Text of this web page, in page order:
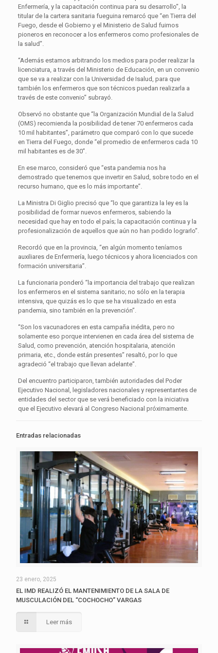
Enfermería, y la capacitación continua para su desarrollo”, la
titular de la cartera sanitaria fueguina remarcó que “en Tierra del
Fuego, desde el Gobierno y el Ministerio de Salud fuimos
pioneros en reconocer a los enfermeros como profesionales de
la salud”.
“Además estamos arbitrando los medios para poder realizar la
licenciatura, a través del Ministerio de Educación, en un convenio
que se va a realizar con la Universidad de Isalud, para que
también los enfermeros que son técnicos puedan realizarla a
través de este convenio” subrayó.
Observó no obstante que “la Organización Mundial de la Salud
(OMS) recomienda la posibilidad de tener 70 enfermeros cada
10 mil habitantes”, parámetro que comparó con lo que sucede
en Tierra del Fuego, donde “el promedio de enfermeros cada 10
mil habitantes es de 30”.
En ese marco, consideró que “esta pandemia nos ha
demostrado que tenemos que invertir en Salud, sobre todo en el
recurso humano, que es lo más importante”.
La Ministra Di Giglio precisó que “lo que garantiza la ley es la
posibilidad de formar nuevos enfermeros, sabiendo la
necesidad que hay en todo el país; la capacitación continua y la
profesionalización de aquellos que aún no han podido lograrlo”.
Recordó que en la provincia, “en algún momento teníamos
auxiliares de Enfermería, luego técnicos y ahora licenciados con
formación universitaria”.
La funcionaria ponderó “la importancia del trabajo que realizan
los enfermeros en el sistema sanitario; no sólo en la terapia
intensiva, que quizás es lo que se ha visualizado en esta
pandemia, sino también en la prevención”.
“Son los vacunadores en esta campaña inédita, pero no
solamente eso porque intervienen en cada área del sistema de
Salud, como prevención, atención hospitalaria, atención
primaria, etc., donde están presentes” resaltó, por lo que
agradeció “el trabajo que llevan adelante”.
Del encuentro participaron, también autoridades del Poder
Ejecutivo Nacional, legisladores nacionales y representantes de
entidades del sector que se verá beneficiado con la iniciativa
que el Ejecutivo elevará al Congreso Nacional próximamente.
Entradas relacionadas
23 enero, 2025
EL IMD REALIZÓ EL MANTENIMIENTO DE LA SALA DE
MUSCULACIÓN DEL “COCHOCHO” VARGAS
Leer más